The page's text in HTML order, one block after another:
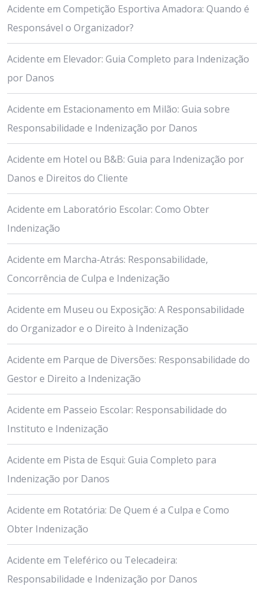
Acidente em Competição Esportiva Amadora: Quando é
Responsável o Organizador?
Acidente em Elevador: Guia Completo para Indenização
por Danos
Acidente em Estacionamento em Milão: Guia sobre
Responsabilidade e Indenização por Danos
Acidente em Hotel ou B&B: Guia para Indenização por
Danos e Direitos do Cliente
Acidente em Laboratório Escolar: Como Obter
Indenização
Acidente em Marcha-Atrás: Responsabilidade,
Concorrência de Culpa e Indenização
Acidente em Museu ou Exposição: A Responsabilidade
do Organizador e o Direito à Indenização
Acidente em Parque de Diversões: Responsabilidade do
Gestor e Direito a Indenização
Acidente em Passeio Escolar: Responsabilidade do
Instituto e Indenização
Acidente em Pista de Esqui: Guia Completo para
Indenização por Danos
Acidente em Rotatória: De Quem é a Culpa e Como
Obter Indenização
Acidente em Teleférico ou Telecadeira:
Responsabilidade e Indenização por Danos